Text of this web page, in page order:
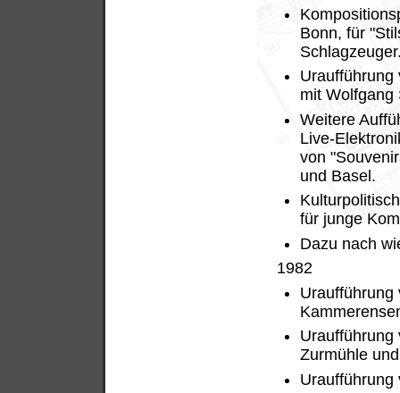
Bonn, für
Uraufführung
mit Wolfgang
Weitere
Live-
von
und Basel.
für junge
Dazu nach
1982
Uraufführung
Uraufführung
Zurmühle
Uraufführung